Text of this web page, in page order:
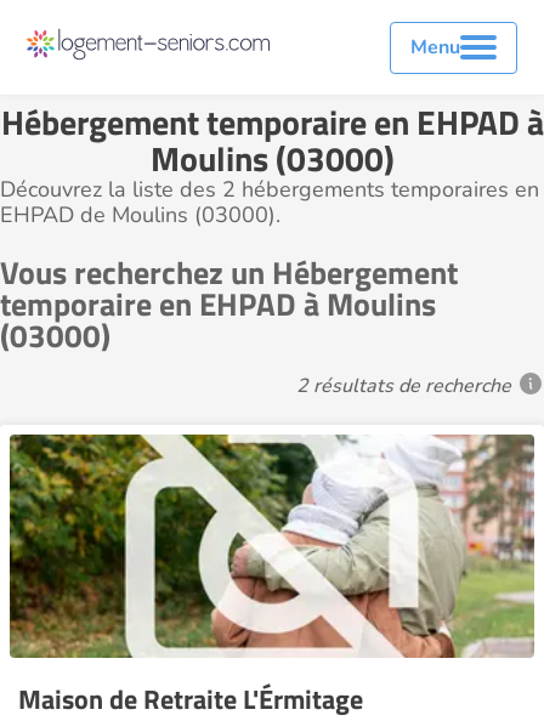
Menu
Hébergement temporaire en EHPAD à
Moulins (03000)
Découvrez la liste des 2 hébergements temporaires en
EHPAD de Moulins (03000).
Vous recherchez un Hébergement
temporaire en EHPAD à Moulins
(03000)
2 résultats de recherche
Maison de Retraite L'Érmitage